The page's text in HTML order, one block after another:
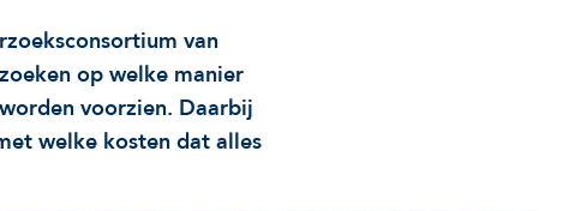
van
op welke manier
voorzien. Daarbij
welke kosten dat alles